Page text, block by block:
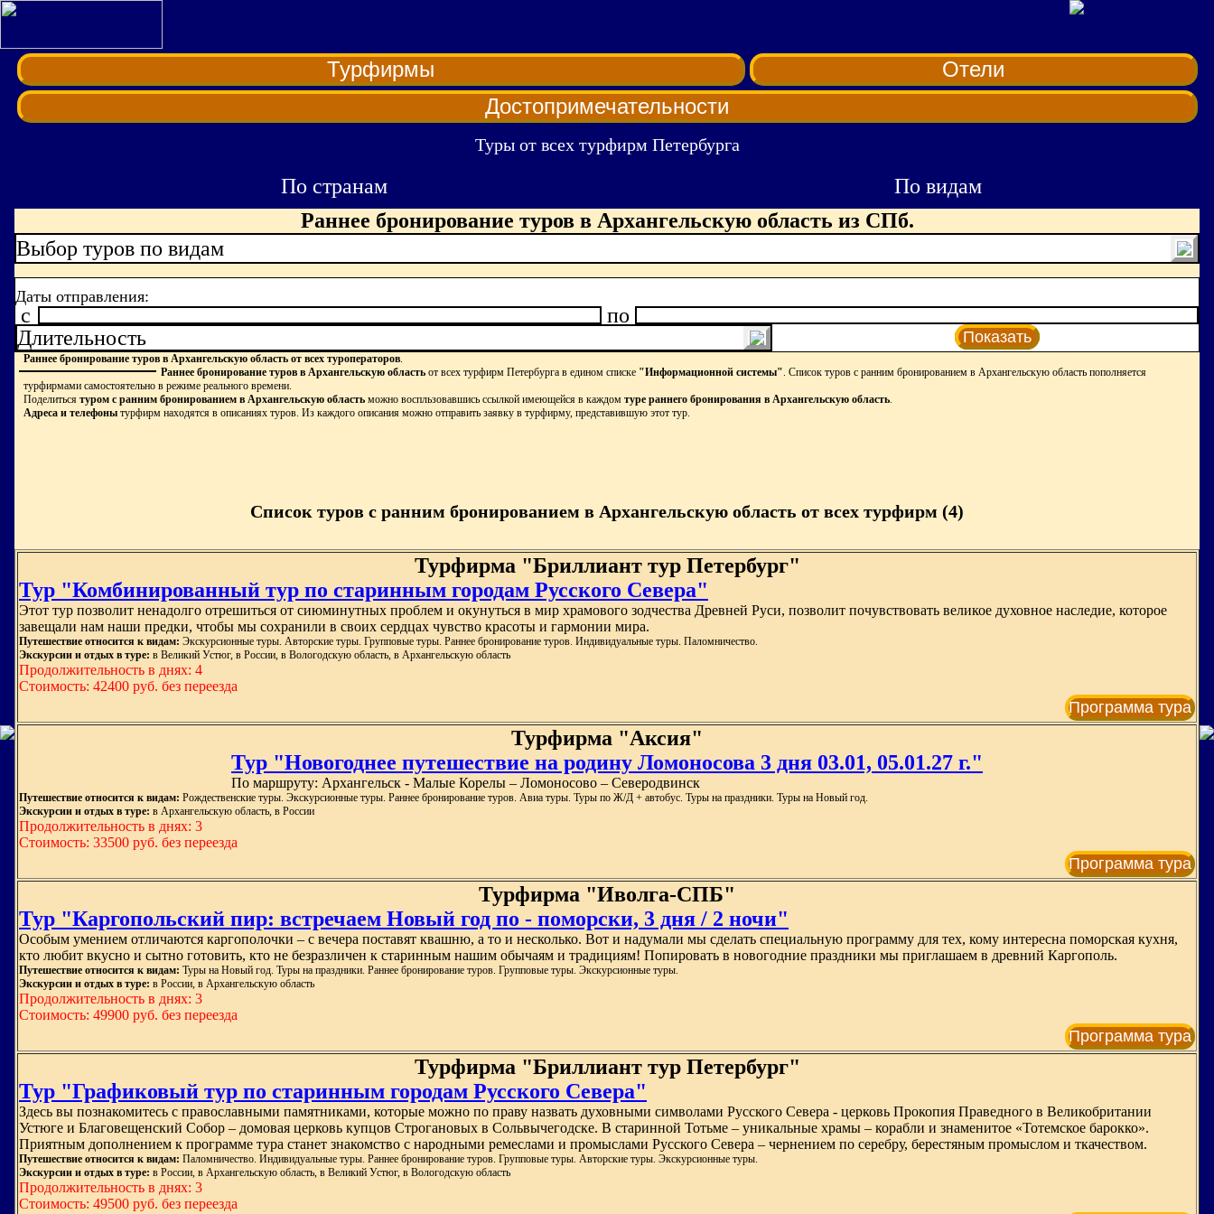
Турфирмы
Отели
Достопримечательности
Туры от всех турфирм Петербурга
По странам
По видам
Раннее бронирование туров в Архангельскую область из СПб.
Выбор туров по видам
Даты отправления:
c
по
Длительность
Показать
Раннее бронирование туров в Архангельскую область от всех туроператоров.
Раннее бронирование туров в Архангельскую область от всех турфирм Петербурга в едином списке "Информационной системы". Список туров с ранним бронированием в Архангельскую область пополняется
турфирмами самостоятельно в режиме реального времени.
Поделиться туром с ранним бронированием в Архангельскую область можно воспльзовавшись ссылкой имеющейся в каждом туре раннего бронирования в Архангельскую область.
Адреса и телефоны турфирм находятся в описаниях туров. Из каждого описания можно отправить заявку в турфирму, представившую этот тур.
Список туров с ранним бронированием в Архангельскую область от всех турфирм (4)
Турфирма "Бриллиант тур Петербург"
Тур "Комбинированный тур по старинным городам Русского Севера"
Этот тур позволит ненадолго отрешиться от сиюминутных проблем и окунуться в мир храмового зодчества Древней Руси, позволит почувствовать великое духовное наследие, которое
завещали нам наши предки, чтобы мы сохранили в своих сердцах чувство красоты и гармонии мира.
Путешествие относится к видам: Экскурсионные туры. Авторские туры. Групповые туры. Раннее бронирование туров. Индивидуальные туры. Паломничество.
Экскурсии и отдых в туре: в Великий Устюг, в России, в Вологодскую область, в Архангельскую область
Продолжительность в днях: 4
Стоимость: 42400 руб. без переезда
Программа тура
Турфирма "Аксия"
Тур "Новогоднее путешествие на родину Ломоносова 3 дня 03.01, 05.01.27 г."
По маршруту: Архангельск - Малые Корелы – Ломоносово – Северодвинск
Путешествие относится к видам: Рождественские туры. Экскурсионные туры. Раннее бронирование туров. Авиа туры. Туры по Ж/Д + автобус. Туры на праздники. Туры на Новый год.
Экскурсии и отдых в туре: в Архангельскую область, в России
Продолжительность в днях: 3
Стоимость: 33500 руб. без переезда
Программа тура
Турфирма "Иволга-СПБ"
Тур "Каргопольский пир: встречаем Новый год по - поморски, 3 дня / 2 ночи"
Особым умением отличаются каргополочки – с вечера поставят квашню, а то и несколько. Вот и надумали мы сделать специальную программу для тех, кому интересна поморская кухня,
кто любит вкусно и сытно готовить, кто не безразличен к старинным нашим обычаям и традициям! Попировать в новогодние праздники мы приглашаем в древний Каргополь.
Путешествие относится к видам: Туры на Новый год. Туры на праздники. Раннее бронирование туров. Групповые туры. Экскурсионные туры.
Экскурсии и отдых в туре: в России, в Архангельскую область
Продолжительность в днях: 3
Стоимость: 49900 руб. без переезда
Программа тура
Турфирма "Бриллиант тур Петербург"
Тур "Графиковый тур по старинным городам Русского Севера"
Здесь вы познакомитесь с православными памятниками, которые можно по праву назвать духовными символами Русского Севера - церковь Прокопия Праведного в Великобритании
Устюге и Благовещенский Собор – домовая церковь купцов Строгановых в Сольвычегодске. В старинной Тотьме – уникальные храмы – корабли и знаменитое «Тотемское барокко».
Приятным дополнением к программе тура станет знакомство с народными ремеслами и промыслами Русского Севера – чернением по серебру, берестяным промыслом и ткачеством.
Путешествие относится к видам: Паломничество. Индивидуальные туры. Раннее бронирование туров. Групповые туры. Авторские туры. Экскурсионные туры.
Экскурсии и отдых в туре: в России, в Архангельскую область, в Великий Устюг, в Вологодскую область
Продолжительность в днях: 3
Стоимость: 49500 руб. без переезда